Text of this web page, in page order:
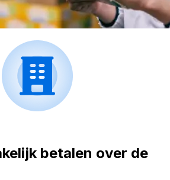
betalen over de